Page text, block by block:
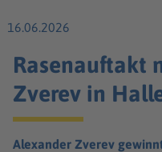
16.06.2026
Rasenauftakt
Zverev in
Alexander Zverev